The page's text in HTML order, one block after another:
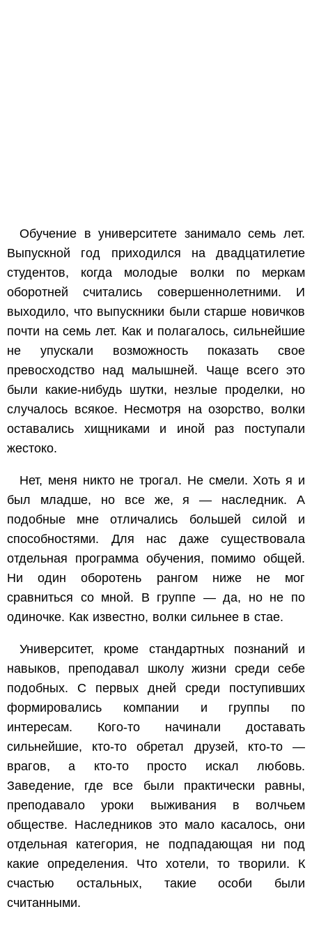
Обучение в университете занимало семь лет.
Выпускной год приходился на двадцатилетие
студентов, когда молодые волки по меркам
оборотней считались совершеннолетними. И
выходило, что выпускники были старше новичков
почти на семь лет. Как и полагалось, сильнейшие
не упускали возможность показать свое
превосходство над малышней. Чаще всего это
были какие-нибудь шутки, незлые проделки, но
случалось всякое. Несмотря на озорство, волки
оставались хищниками и иной раз поступали
жестоко.
Нет, меня никто не трогал. Не смели. Хоть я и
был младше, но все же, я — наследник. А
подобные мне отличались большей силой и
способностями. Для нас даже существовала
отдельная программа обучения, помимо общей.
Ни один оборотень рангом ниже не мог
сравниться со мной. В группе — да, но не по
одиночке. Как известно, волки сильнее в стае.
Университет, кроме стандартных познаний и
навыков, преподавал школу жизни среди себе
подобных. С первых дней среди поступивших
формировались компании и группы по
интересам. Кого-то начинали доставать
сильнейшие, кто-то обретал друзей, кто-то —
врагов, а кто-то просто искал любовь.
Заведение, где все были практически равны,
преподавало уроки выживания в волчьем
обществе. Наследников это мало касалось, они
отдельная категория, не подпадающая ни под
какие определения. Что хотели, то творили. К
счастью остальных, такие особи были
считанными.